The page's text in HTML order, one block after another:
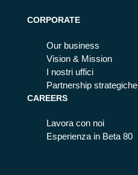
CORPORATE
Our business
Vision & Mission
I nostri uffici
Partnership strategiche
CAREERS
Lavora con noi
Esperienza in Beta 80